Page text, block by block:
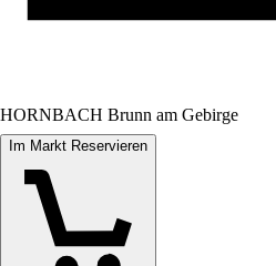
HORNBACH Brunn am Gebirge
Im Markt Reservieren